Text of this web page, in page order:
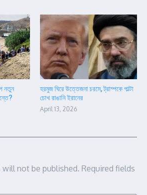
নতুন
হরমুজ ঘিরে উত্তেজনা চরমে, ট্রাম্পকে পাল্টা
চোখ রাঙানি ইরানের
April 13, 2026
will not be published. Required fields